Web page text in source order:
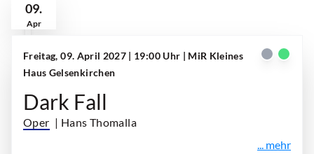
09.
Apr
Freitag, 09. April 2027 | 19:00 Uhr | MiR Kleines
Haus Gelsenkirchen
Dark Fall
Oper | Hans Thomalla
... mehr